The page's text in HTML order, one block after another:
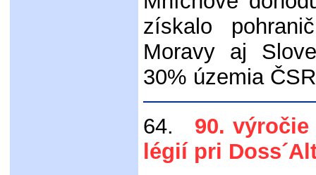
získalo
Moravy aj
30% územia
64.
90.
légií pri